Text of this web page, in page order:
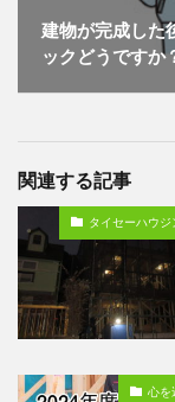
建物が完成した
ックどうですか
関連する記事
タイセーハウジ
心を